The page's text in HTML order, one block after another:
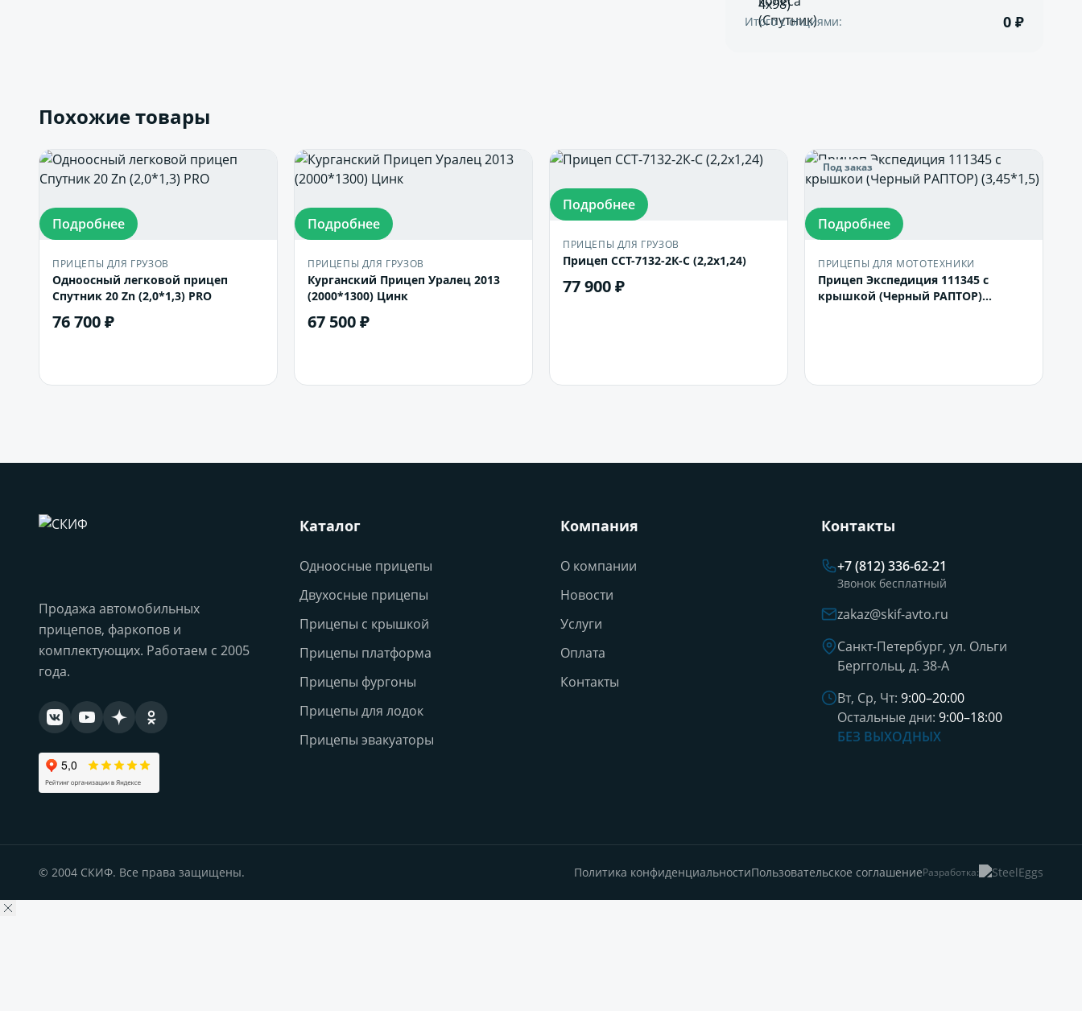
Итого с опциями: 0 ₽
Похожие товары
Подробнее
ПРИЦЕПЫ ДЛЯ ГРУЗОВ
Одноосный легковой прицеп
Спутник 20 Zn (2,0*1,3) PRO
76 700 ₽
Подробнее
ПРИЦЕПЫ ДЛЯ ГРУЗОВ
Курганский Прицеп Уралец 2013
(2000*1300) Цинк
67 500 ₽
Подробнее
ПРИЦЕПЫ ДЛЯ ГРУЗОВ
Прицеп ССТ-7132-2К-С (2,2х1,24)
77 900 ₽
Под заказ
Подробнее
ПРИЦЕПЫ ДЛЯ МОТОТЕХНИКИ
Прицеп Экспедиция 111345 с
крышкой (Черный РАПТОР)
Продажа автомобильных
прицепов, фаркопов и
комплектующих. Работаем с 2005
года.
Каталог
Одноосные прицепы
Двухосные прицепы
Прицепы с крышкой
Прицепы платформа
Прицепы фургоны
Прицепы для лодок
Прицепы эвакуаторы
Компания
О компании
Новости
Услуги
Оплата
Контакты
Контакты
+7 (812) 336-62-21
Звонок бесплатный
zakaz@skif-avto.ru
Санкт-Петербург, ул. Ольги
Берггольц, д. 38-А
Вт, Ср, Чт: 9:00–20:00
Остальные дни: 9:00–18:00
БЕЗ ВЫХОДНЫХ
© 2004 СКИФ. Все права защищены. Политика конфиденциальностиПользовательское соглашениеРазработка: